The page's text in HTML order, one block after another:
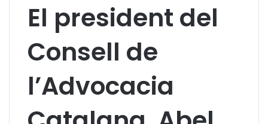
El president del
Consell de
l’Advocacia